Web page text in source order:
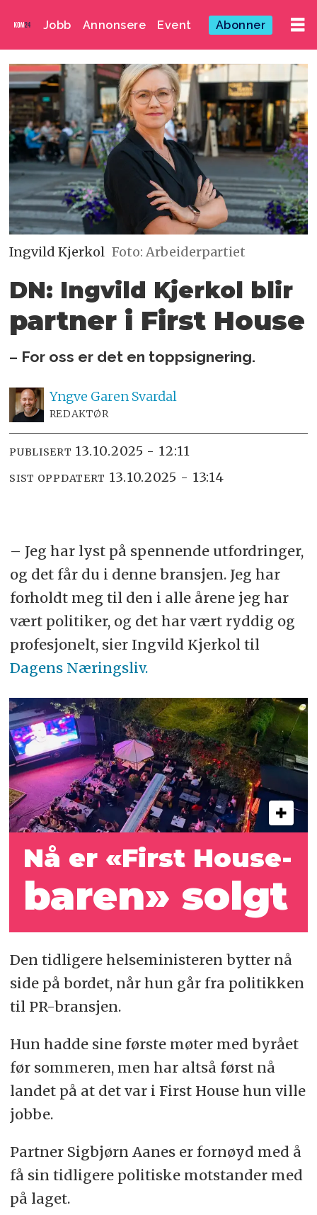
Jobb Annonsere Event Abonner
Ingvild Kjerkol Foto: Arbeiderpartiet
DN: Ingvild Kjerkol blir
partner i First House
– For oss er det en toppsignering.
Yngve Garen Svardal
REDAKTØR
PUBLISERT 13.10.2025 - 12:11
SIST OPPDATERT 13.10.2025 - 13:14
– Jeg har lyst på spennende utfordringer,
og det får du i denne bransjen. Jeg har
forholdt meg til den i alle årene jeg har
vært politiker, og det har vært ryddig og
profesjonelt, sier Ingvild Kjerkol til
Dagens Næringsliv.
Nå er «First House-
baren» solgt
Den tidligere helseministeren bytter nå
side på bordet, når hun går fra politikken
til PR-bransjen.
Hun hadde sine første møter med byrået
før sommeren, men har altså først nå
landet på at det var i First House hun ville
jobbe.
Partner Sigbjørn Aanes er fornøyd med å
få sin tidligere politiske motstander med
på laget.